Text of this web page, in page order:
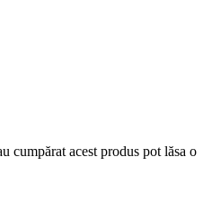
cumpărat acest produs pot lăsa o